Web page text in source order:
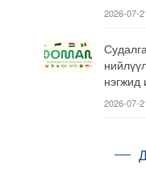
2026-07-
нэгжид
2026-07-